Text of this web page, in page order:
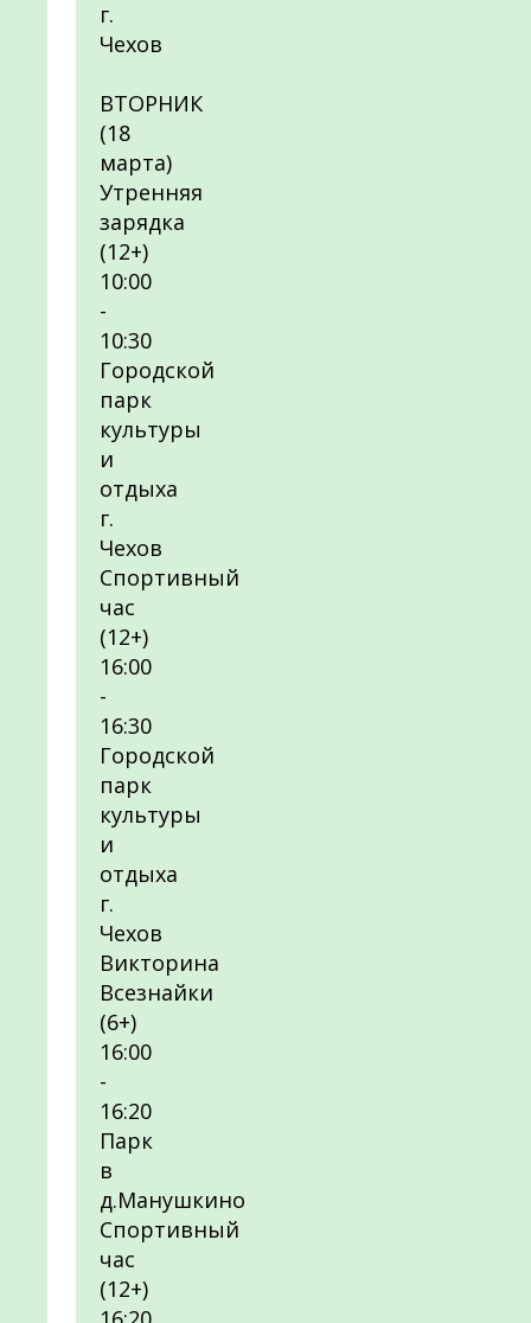
г.
Чехов
ВТОРНИК
(18
марта)
Утренняя
зарядка
(12+)
10:00
-
10:30
Городской
парк
культуры
и
отдыха
г.
Чехов
Спортивный
час
(12+)
16:00
-
16:30
Городской
парк
культуры
и
отдыха
г.
Чехов
Викторина
Всезнайки
(6+)
16:00
-
16:20
Парк
в
д.Манушкино
Спортивный
час
(12+)